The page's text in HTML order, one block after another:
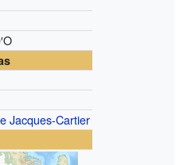
Jacques-Cartier